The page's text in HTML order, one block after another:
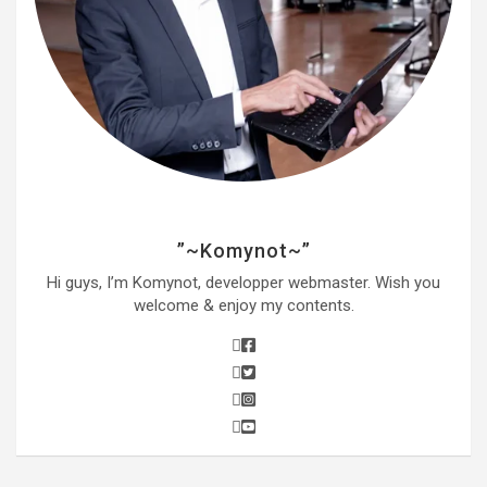
”~Komynot~”
Hi guys, I’m Komynot, developper webmaster. Wish you
welcome & enjoy my contents.